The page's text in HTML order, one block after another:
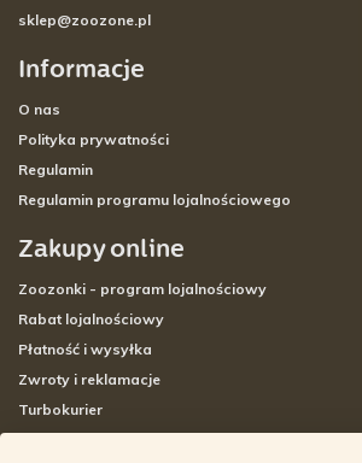
Informacje
O nas
Polityka prywatności
Regulamin
Regulamin programu lojalnościowego
Zakupy online
Zoozonki - program lojalnościowy
Rabat lojalnościowy
Płatność i wysyłka
Zwroty i reklamacje
Turbokurier
sklep@zoozone.pl